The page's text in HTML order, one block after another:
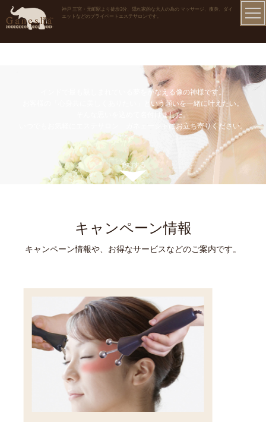
神戸 三宮・元町駅より徒歩3分、隠れ家的な大人の為の マッサージ、痩身、ダイ
エットなどのプライベートエステサロンです。
インドで最も親しまれている夢をかなえる像の神様です。
お客様の「心身共に美しくありたい」という願いを一緒に叶えたい。
そんな思いを込めて名付けました。
いつでもお気軽にエステサロン ガネェーシャにお立ち寄りください。
予約する
キャンペーン情報
キャンペーン情報や、お得なサービスなどのご案内です。